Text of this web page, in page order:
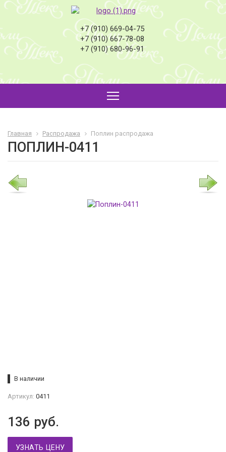
+7 (910) 669-04-75
+7 (910) 667-78-08
+7 (910) 680-96-91
Главная Распродажа Поплин распродажа
ПОПЛИН-0411
В наличии
Артикул: 0411
136 руб.
УЗНАТЬ ЦЕНУ